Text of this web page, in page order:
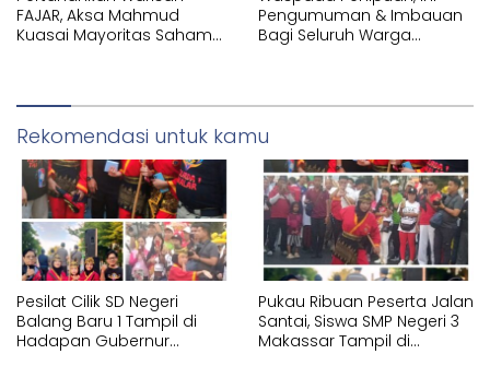
FAJAR, Aksa Mahmud
Kuasai Mayoritas Saham
Pengumuman & Imbauan
Bagi Seluruh Warga
Rekomendasi untuk kamu
Pesilat Cilik SD Negeri
Balang Baru 1 Tampil di
Hadapan Gubernur
Pukau Ribuan Peserta Jalan
Santai, Siswa SMP Negeri 3
Makassar Tampil di